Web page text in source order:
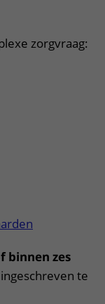
zorgvraag:
binnen zes
te